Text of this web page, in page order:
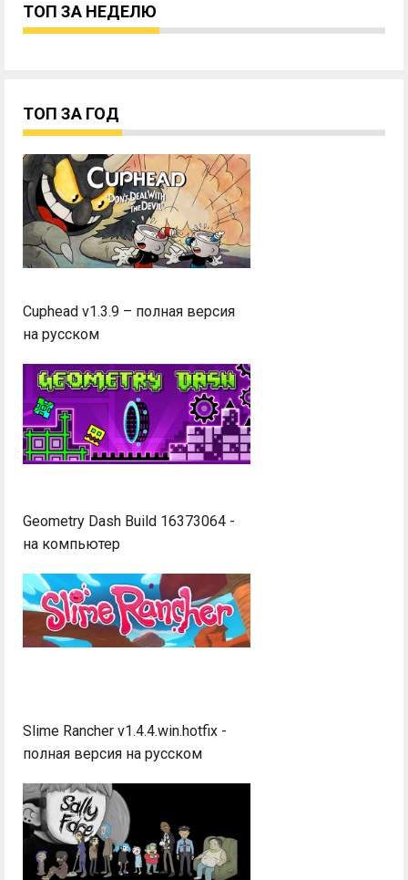
ТОП ЗА НЕДЕЛЮ
ТОП ЗА ГОД
Cuphead v1.3.9 – полная версия
на русском
Geometry Dash Build 16373064 -
на компьютер
Slime Rancher v1.4.4.win.hotfix -
полная версия на русском